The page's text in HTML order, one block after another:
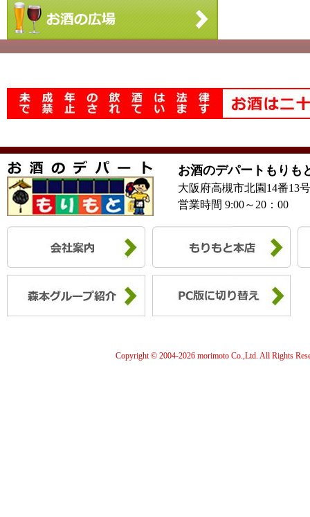
お酒のデパートもりも
大阪府高槻市北園14番13
営業時間 9:00～20：00
Copyright © 2004-2026 morimoto Co.,Ltd. All Rights